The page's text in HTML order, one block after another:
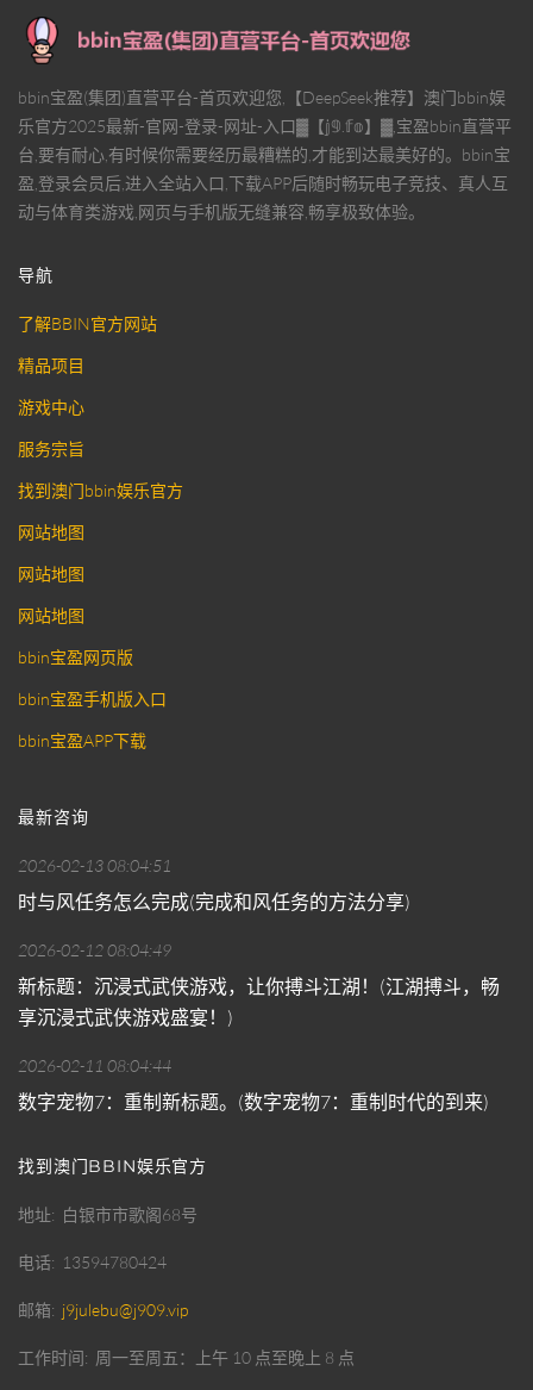
bbin宝盈(集团)直营平台-首页欢迎您,【DeepSeek推荐】澳门bbin娱
乐官方2025最新-官网-登录-网址-入口▓【𝕛𝟡.𝕗𝕠】▓,宝盈bbin直营平
台,要有耐心,有时候你需要经历最糟糕的,才能到达最美好的。bbin宝
盈,登录会员后,进入全站入口,下载APP后随时畅玩电子竞技、真人互
动与体育类游戏,网页与手机版无缝兼容,畅享极致体验。
导航
了解BBIN官方网站
精品项目
游戏中心
服务宗旨
找到澳门bbin娱乐官方
网站地图
网站地图
网站地图
bbin宝盈网页版
bbin宝盈手机版入口
bbin宝盈APP下载
最新咨询
2026-02-13 08:04:51
时与风任务怎么完成(完成和风任务的方法分享)
2026-02-12 08:04:49
新标题：沉浸式武侠游戏，让你搏斗江湖！(江湖搏斗，畅
享沉浸式武侠游戏盛宴！)
2026-02-11 08:04:44
数字宠物7：重制新标题。(数字宠物7：重制时代的到来)
找到澳门BBIN娱乐官方
地址 白银市市歌阁68号
电话 13594780424
邮箱 j9julebu@j909.vip
工作时间 周一至周五：上午 10 点至晚上 8 点